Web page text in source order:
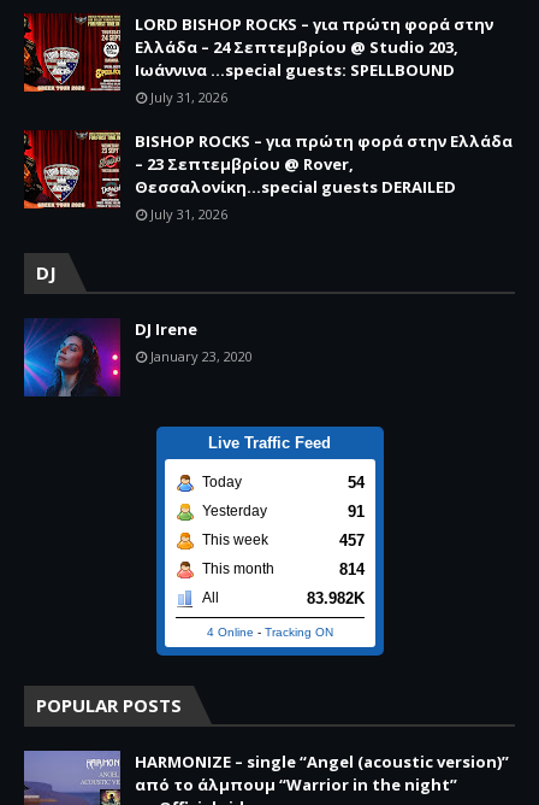
LORD BISHOP ROCKS – για πρώτη φορά στην
Ελλάδα – 24 Σεπτεμβρίου @ Studio 203,
Ιωάννινα …special guests: SPELLBOUND
July 31, 2026
BISHOP ROCKS – για πρώτη φορά στην Ελλάδα
– 23 Σεπτεμβρίου @ Rover,
Θεσσαλονίκη...special guests DERAILED
July 31, 2026
DJ
DJ Irene
January 23, 2020
Live Traffic Feed
Today 54
Yesterday 91
This week 457
This month 814
All 83.982K
4 Online - Tracking ON
POPULAR POSTS
HARMONIZE – single “Angel (acoustic version)”
από το άλμπουμ “Warrior in the night”